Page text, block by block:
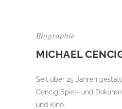
Biographie
MICHAEL
Seit über 25 Jahren
Cencig Spiel- und
und Kino.